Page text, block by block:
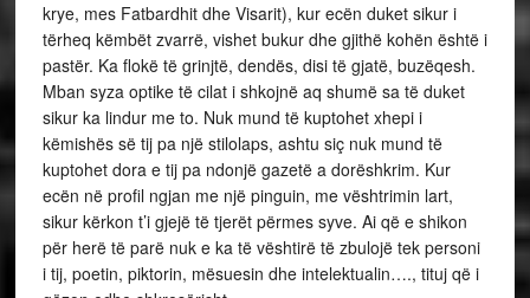
krye, mes Fatbardhit dhe Visarit), kur ecën duket sikur i
tërheq këmbët zvarrë, vishet bukur dhe gjithë kohën është i
pastër. Ka flokë të grinjtë, dendës, disi të gjatë, buzëqesh.
Mban syza optike të cilat i shkojnë aq shumë sa të duket
sikur ka lindur me to. Nuk mund të kuptohet xhepi i
këmishës së tij pa një stilolaps, ashtu siç nuk mund të
kuptohet dora e tij pa ndonjë gazetë a dorëshkrim. Kur
ecën në profil ngjan me një pinguin, me vështrimin lart,
sikur kërkon t’i gjejë të tjerët përmes syve. Ai që e shikon
për herë të parë nuk e ka të vështirë të zbulojë tek personi
i tij, poetin, piktorin, mësuesin dhe intelektualin…., tituj që i